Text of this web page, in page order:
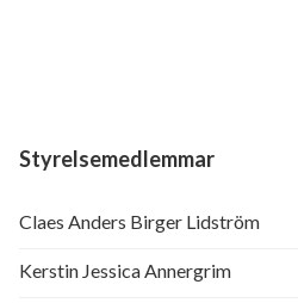
Styrelsemedlemmar
Claes Anders Birger Lidström
Kerstin Jessica Annergrim